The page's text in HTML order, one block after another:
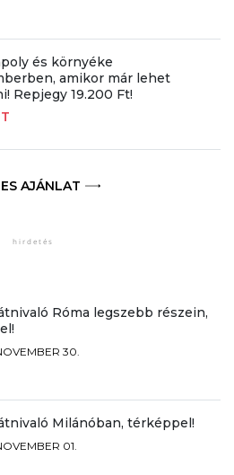
és környéke
amikor már lehet
Repjegy 19.200 Ft!
AJÁNLAT
Róma legszebb részein,
30.
Milánóban, térképpel!
01.